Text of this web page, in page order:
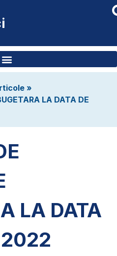
»
LA DATA DE
LA DATA